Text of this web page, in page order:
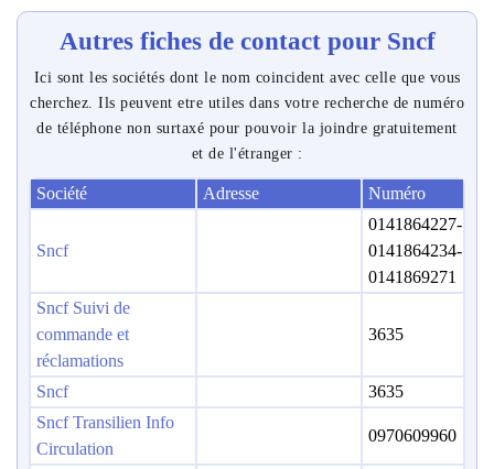
Autres fiches de contact pour Sncf
Ici sont les sociétés dont le nom coincident avec celle que vous
cherchez. Ils peuvent etre utiles dans votre recherche de numéro
de téléphone non surtaxé pour pouvoir la joindre gratuitement
et de l'étranger :
Société Adresse Numéro
Sncf
0141864227-
0141864234-
0141869271
Sncf Suivi de
commande et
réclamations
3635
Sncf
3635
Sncf Transilien Info
Circulation
0970609960